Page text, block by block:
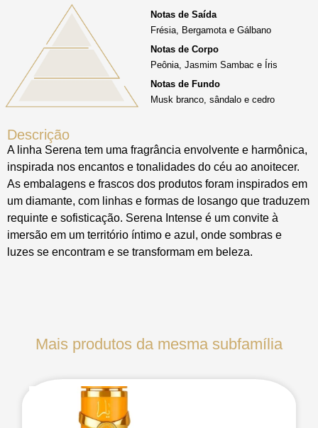
Descrição
A linha Serena tem uma fragrância envolvente e harmônica,
inspirada nos encantos e tonalidades do céu ao anoitecer.
As embalagens e frascos dos produtos foram inspirados em
um diamante, com linhas e formas de losango que traduzem
requinte e sofisticação. Serena Intense é um convite à
imersão em um território íntimo e azul, onde sombras e
luzes se encontram e se transformam em beleza.
Notas de Saída
Frésia, Bergamota e Gálbano
Notas de Corpo
Peônia, Jasmim Sambac e Íris
Notas de Fundo
Musk branco, sândalo e cedro
Mais produtos da mesma subfamília